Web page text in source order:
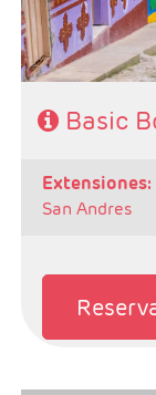
Basic
extensiones:
San Andres